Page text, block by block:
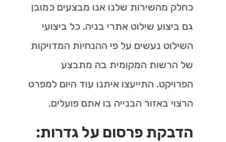
כחלק מהשירות שלנו אנו מבצעים כמובן
גם ביצוע שילוט אתרי בניה. כל ביצועי
השילוט נעשים על פי ההנחיות המדויקות
של הרשות המקומית בה מתבצע
הפרויקט. התייעצו איתנו עוד היום למפרט
הרצוי באזור הבנייה בו אתם פועלים.
הדבקת פרסום על גדרות: